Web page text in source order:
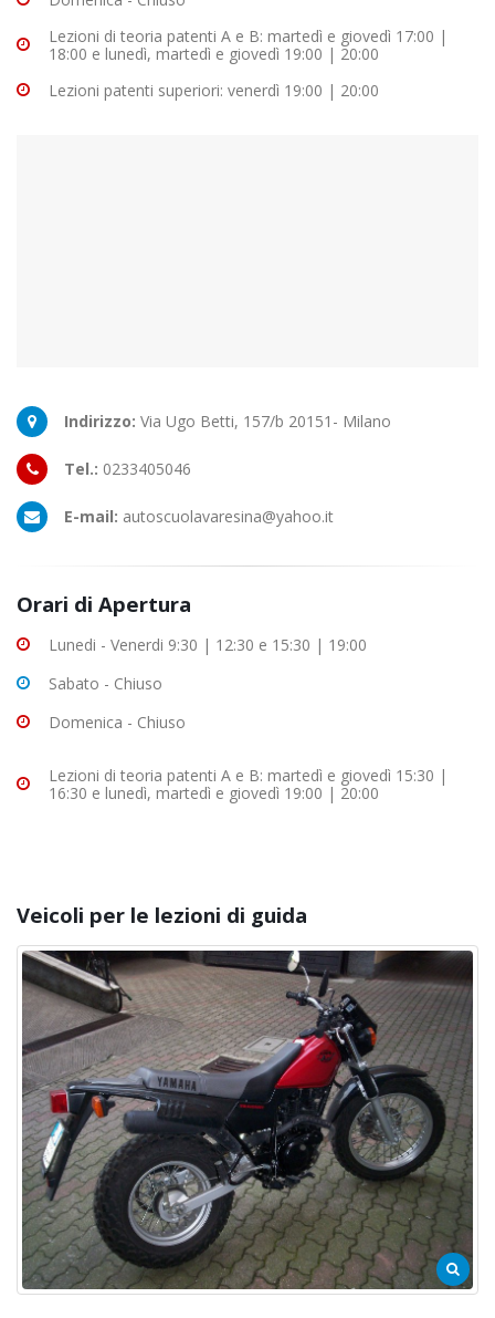
Lezioni di teoria patenti A e B: martedì e giovedì 17:00 |
18:00 e lunedì, martedì e giovedì 19:00 | 20:00
Lezioni patenti superiori: venerdì 19:00 | 20:00
Indirizzo: Via Ugo Betti, 157/b 20151- Milano
Tel.: 0233405046
E-mail: autoscuolavaresina@yahoo.it
Orari di Apertura
Lunedi - Venerdi 9:30 | 12:30 e 15:30 | 19:00
Sabato - Chiuso
Domenica - Chiuso
Lezioni di teoria patenti A e B: martedì e giovedì 15:30 |
16:30 e lunedì, martedì e giovedì 19:00 | 20:00
Veicoli per le lezioni di guida